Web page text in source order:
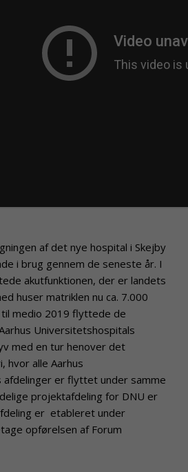
af det nye hospital i Skejby
i brug gennem de seneste år. I
akutfunktionen, der er landets
huser matriklen nu ca. 7.000
medio 2019 flyttede de
Universitetshospitals
med en tur henover det
hvor alle Aarhus
afdelinger er flyttet under samme
projektafdeling for DNU er
er etableret under
opførelsen af Forum